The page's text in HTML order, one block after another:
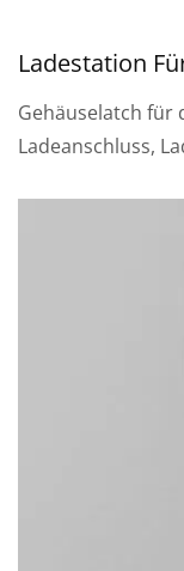
Ladestation
Gehäuselatch für
Ladeanschluss,